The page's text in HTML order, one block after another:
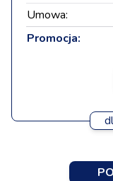
Umowa:
Promocja: